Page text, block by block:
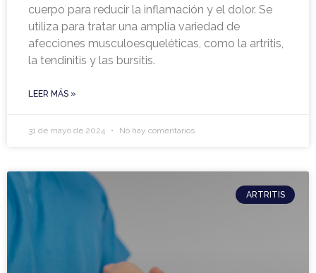
cuerpo para reducir la inflamación y el dolor. Se
utiliza para tratar una amplia variedad de
afecciones musculoesqueléticas, como la artritis,
la tendinitis y las bursitis.
LEER MÁS »
31 de mayo de 2024 No hay comentarios
ARTRITIS